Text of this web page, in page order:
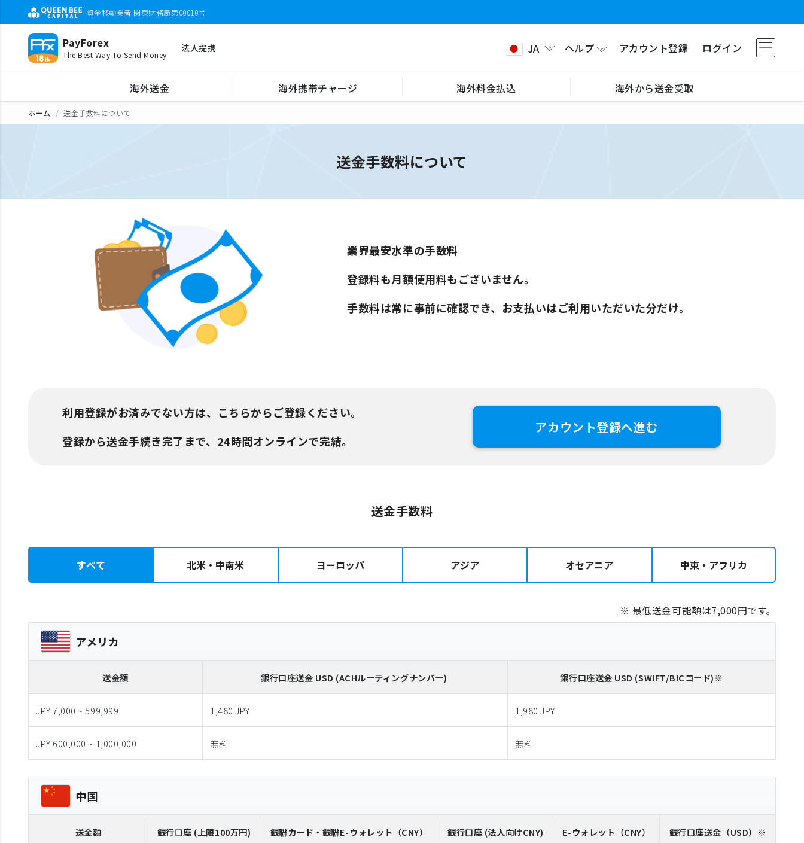
資金移動業者 関東財務局第00010号
PayForex
The Best Way To Send Money
法人提携 JA ヘルプ アカウント登録 ログイン
海外送金 海外携帯チャージ 海外料金払込 海外から送金受取
ホーム 送金手数料について
送金手数料について
業界最安水準の手数料
登録料も月額使用料もございません。
手数料は常に事前に確認でき、お支払いはご利用いただいた分だけ。
利用登録がお済みでない方は、こちらからご登録ください。
登録から送金手続き完了まで、24時間オンラインで完結。
アカウント登録へ進む
送金手数料
すべて 北米・中南米 ヨーロッパ アジア オセアニア 中東・アフリカ
※ 最低送金可能額は7,000円です。
アメリカ
送金額 銀行口座送金 USD (ACHルーティングナンバー) 銀行口座送金 USD (SWIFT/BICコード)※
JPY 7,000 ~ 599,999 1,480 JPY 1,980 JPY
JPY 600,000 ~ 1,000,000 無料 無料
中国
送金額 銀行口座 (上限100万円) 銀聯カード・銀聯E-ウォレット （CNY） 銀行口座 (法人向けCNY) E-ウォレット （CNY） 銀行口座送金 （USD）※